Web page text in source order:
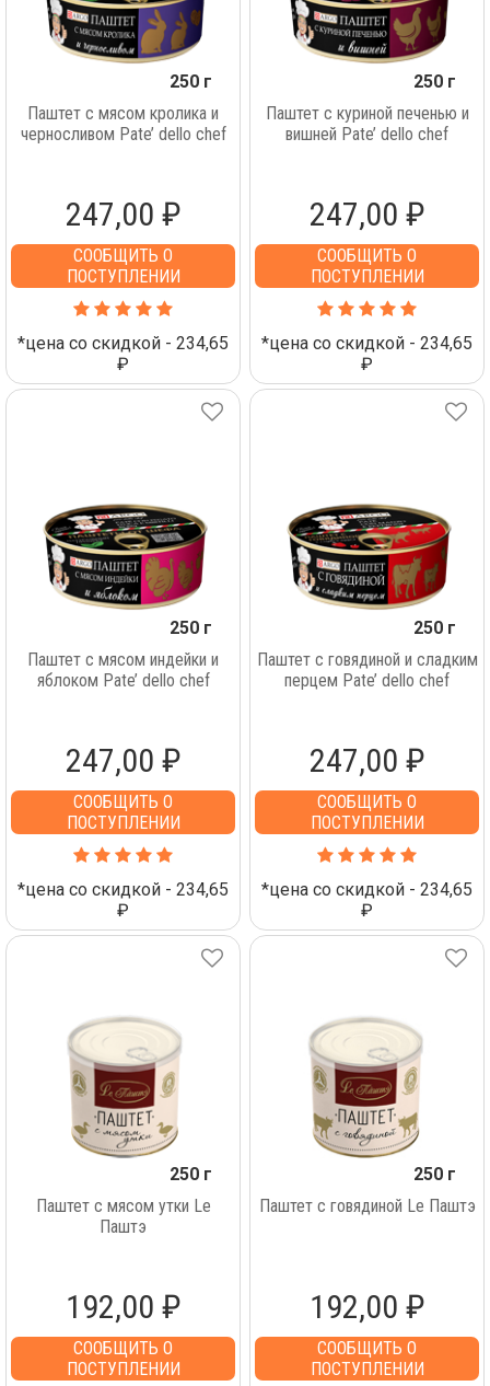
250 г
Паштет с мясом кролика и
черносливом Pate’ dello chef
247,00 ₽
СООБЩИТЬ О
ПОСТУПЛЕНИИ
*цена со скидкой - 234,65
₽
250 г
Паштет с куриной печенью и
вишней Pate’ dello chef
247,00 ₽
СООБЩИТЬ О
ПОСТУПЛЕНИИ
*цена со скидкой - 234,65
₽
250 г
Паштет с мясом индейки и
яблоком Pate’ dello chef
247,00 ₽
СООБЩИТЬ О
ПОСТУПЛЕНИИ
*цена со скидкой - 234,65
₽
250 г
Паштет с говядиной и сладким
перцем Pate’ dello chef
247,00 ₽
СООБЩИТЬ О
ПОСТУПЛЕНИИ
*цена со скидкой - 234,65
₽
250 г
Паштет с мясом утки Lе
Паштэ
192,00 ₽
СООБЩИТЬ О
ПОСТУПЛЕНИИ
250 г
Паштет с говядиной Lе Паштэ
192,00 ₽
СООБЩИТЬ О
ПОСТУПЛЕНИИ